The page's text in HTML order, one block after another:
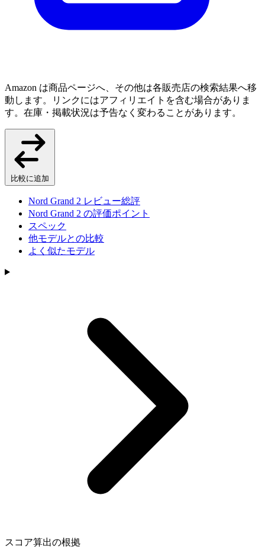
Amazon は商品ページへ、その他は各販売店の検索結果へ移
動します。リンクにはアフィリエイトを含む場合がありま
す。在庫・掲載状況は予告なく変わることがあります。
比較に追加
Nord Grand 2 レビュー総評
Nord Grand 2 の評価ポイント
スペック
他モデルとの比較
よく似たモデル
スコア算出の根拠